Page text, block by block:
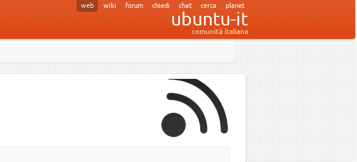
web wiki forum chiedi chat cerca planet
ubuntu-it
comunità italiana